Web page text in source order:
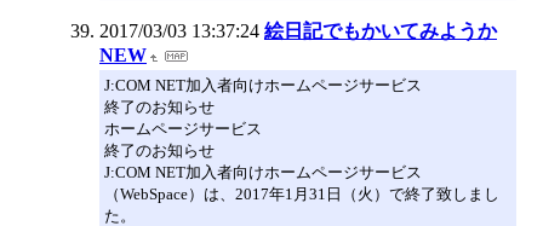
2017/03/03 13:37:24 絵日記でもかいてみようか
NEW
J:COM NET加入者向けホームページサービス
終了のお知らせ
ホームページサービス
終了のお知らせ
J:COM NET加入者向けホームページサービス
（WebSpace）は、2017年1月31日（火）で終了致しまし
た。